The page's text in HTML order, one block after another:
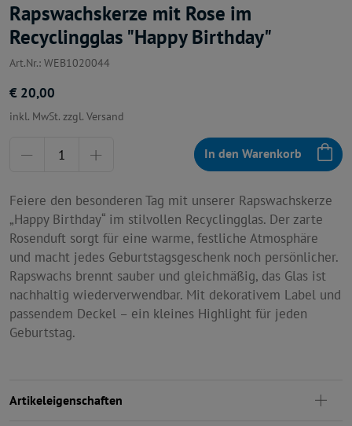
Rapswachskerze mit Rose im
Recyclingglas "Happy Birthday"
Art.Nr.: WEB1020044
€ 20,00
inkl. MwSt. zzgl. Versand
In den Warenkorb
Feiere den besonderen Tag mit unserer Rapswachskerze
„Happy Birthday“ im stilvollen Recyclingglas. Der zarte
Rosenduft sorgt für eine warme, festliche Atmosphäre
und macht jedes Geburtstagsgeschenk noch persönlicher.
Rapswachs brennt sauber und gleichmäßig, das Glas ist
nachhaltig wiederverwendbar. Mit dekorativem Label und
passendem Deckel – ein kleines Highlight für jeden
Geburtstag.
Artikeleigenschaften